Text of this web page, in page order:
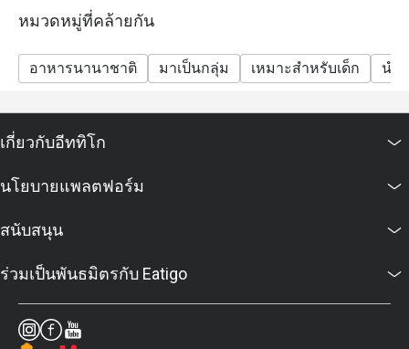
หมวดหมู่ที่คล้ายกัน
อาหารนานาชาติ มาเป็นกลุ่ม เหมาะสำหรับเด็ก นำ
เกี่ยวกับอีททิโก
นโยบายแพลตฟอร์ม
สนับสนุน
ร่วมเป็นพันธมิตรกับ Eatigo